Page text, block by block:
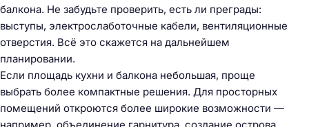
балкона. Не забудьте проверить, есть ли преграды:
выступы, электрослаботочные кабели, вентиляционные
отверстия. Всё это скажется на дальнейшем
планировании.
Если площадь кухни и балкона небольшая, проще
выбрать более компактные решения. Для просторных
помещений откроются более широкие возможности —